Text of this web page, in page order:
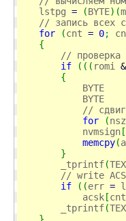
    lstpg
= (BYTE) (
// запись всех
for
(cnt = 0;
{
// проверка
if
( ( ( romi &
{
BYTE
BYTE
//
for
(nsz
            nvmsign
[
memcpy(
}
        _tprintf
(
// write
if
( (err =
            acsk
[cnt
        _tprintf
(